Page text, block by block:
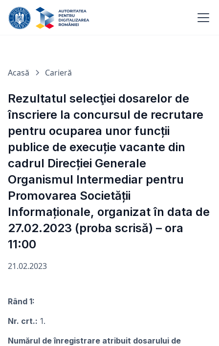
Acasă Carieră
Rezultatul selecţiei dosarelor de
înscriere la concursul de recrutare
pentru ocuparea unor funcții
publice de execuție vacante din
cadrul Direcției Generale
Organismul Intermediar pentru
Promovarea Societății
Informaționale, organizat în data de
27.02.2023 (proba scrisă) – ora
11:00
21.02.2023
Rând 1:
Nr. crt.: 1.
Numărul de înregistrare atribuit dosarului de